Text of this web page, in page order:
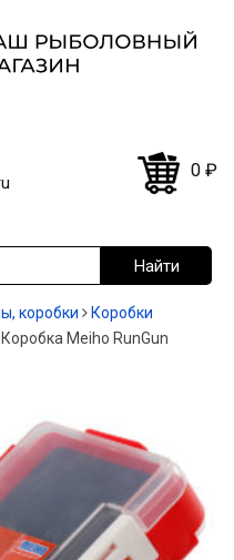
0 ₽
коробки
Коробки
Коробка Meiho RunGun